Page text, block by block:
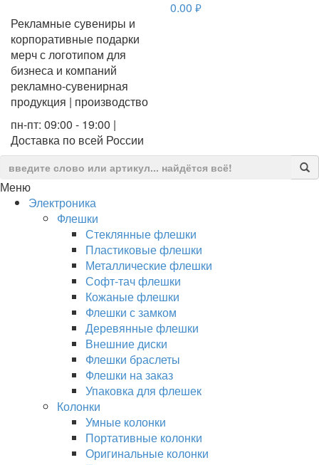
Рекламные сувениры и
корпоративные подарки
мерч с логотипом для
бизнеса и компаний
рекламно-сувенирная
продукция | производство
пн-пт: 09:00 - 19:00 |
Доставка по всей России
0.00 руб.
Меню
Электроника
Флешки
Стеклянные флешки
Пластиковые флешки
Металлические флешки
Софт-тач флешки
Кожаные флешки
Флешки с замком
Деревянные флешки
Внешние диски
Флешки браслеты
Флешки на заказ
Упаковка для флешек
Колонки
Умные колонки
Портативные колонки
Оригинальные колонки